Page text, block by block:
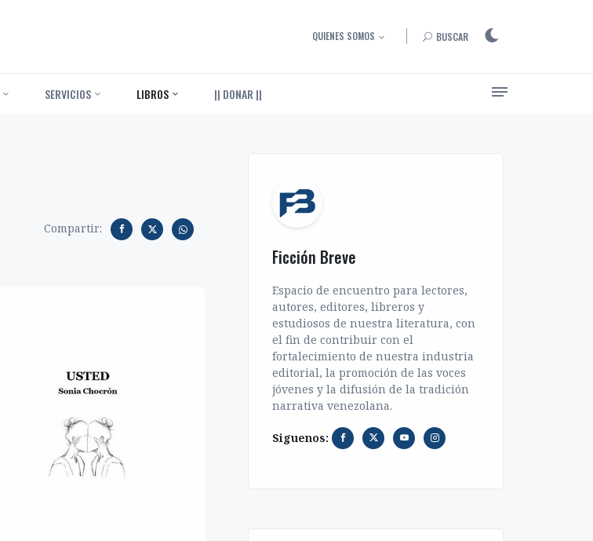
QUIENES SOMOS BUSCAR
SERVICIOS LIBROS || DONAR ||
Compartir:
Ficción Breve
Espacio de encuentro para lectores,
autores, editores, libreros y
estudiosos de nuestra literatura, con
el fin de contribuir con el
fortalecimiento de nuestra industria
editorial, la promoción de las voces
jóvenes y la difusión de la tradición
narrativa venezolana.
Siguenos: